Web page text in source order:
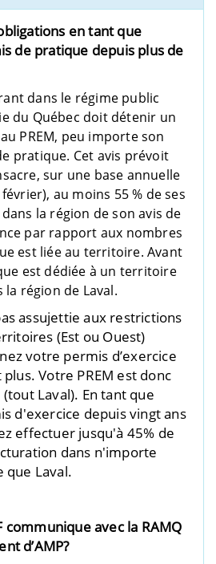
en tant que
de pratique depuis plus de
dans le régime public
du Québec doit détenir un
PREM, peu importe son
pratique. Cet avis prévoit
sur une base annuelle
au moins 55 % de ses
la région de son avis de
par rapport aux nombres
est liée au territoire. Avant
est dédiée à un territoire
la région de Laval.
assujettie aux restrictions
(Est ou Ouest)
votre permis d’exercice
Votre PREM est donc
Laval). En tant que
d'exercice depuis vingt ans
effectuer jusqu'à 45% de
dans n'importe
que Laval.
communique avec la RAMQ
d’AMP?